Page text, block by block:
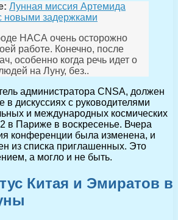
Лунная миссия Артемида
новыми задержками
НАСА очень осторожно
работе. Конечно, после
особенно когда речь идет о
на Луну, без..
администратора CNSA, должен
в дискуссиях с руководителями
и международных космических
в Париже в воскресенье. Вчера
конференции была изменена, и
из списка приглашенных. Это
а могло и не быть.
Китая и Эмиратов в